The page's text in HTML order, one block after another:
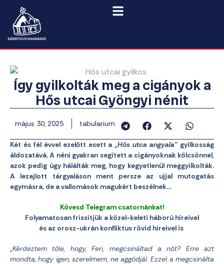
Így gyilkolták meg a cigányok a
Hős utcai Gyöngyi nénit
május 30, 2025 tabularium
Két és fél évvel ezelőtt esett a „Hős utca angyala” gyilkosság
áldozatává. A néni gyakran segített a cigányoknak kölcsönnel,
azok pedig úgy hálálták meg, hogy kegyetlenül meggyilkolták.
A lezajlott tárgyaláson ment persze az ujjal mutogatás
egymásra, de a vallomások magukért beszélnek…
Kövesd Telegram csatornánkat!
Folyamatosan frissítjük a közel-keleti háború híreivel
és az orosz-ukrán konfliktus rövid híreivel is
Kérdeztem tőle, hogy, Feri, megcsináltad a nőt? Erre azt
mondta, hogy igen, szerelmem, ne aggódjál. Ezzel a megcsinálta